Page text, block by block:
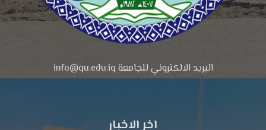
البريد الالكتروني للجامعة info@qu.edu.iq
اخر الاخبار